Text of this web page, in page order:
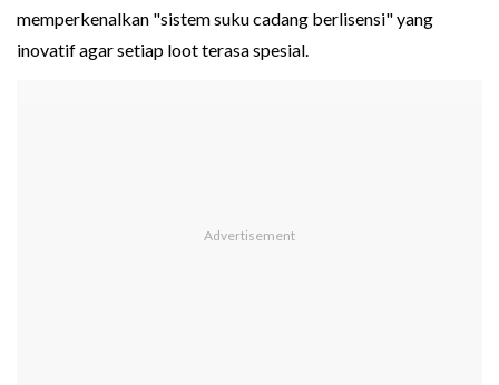
memperkenalkan "sistem suku cadang berlisensi" yang
inovatif agar setiap loot terasa spesial.